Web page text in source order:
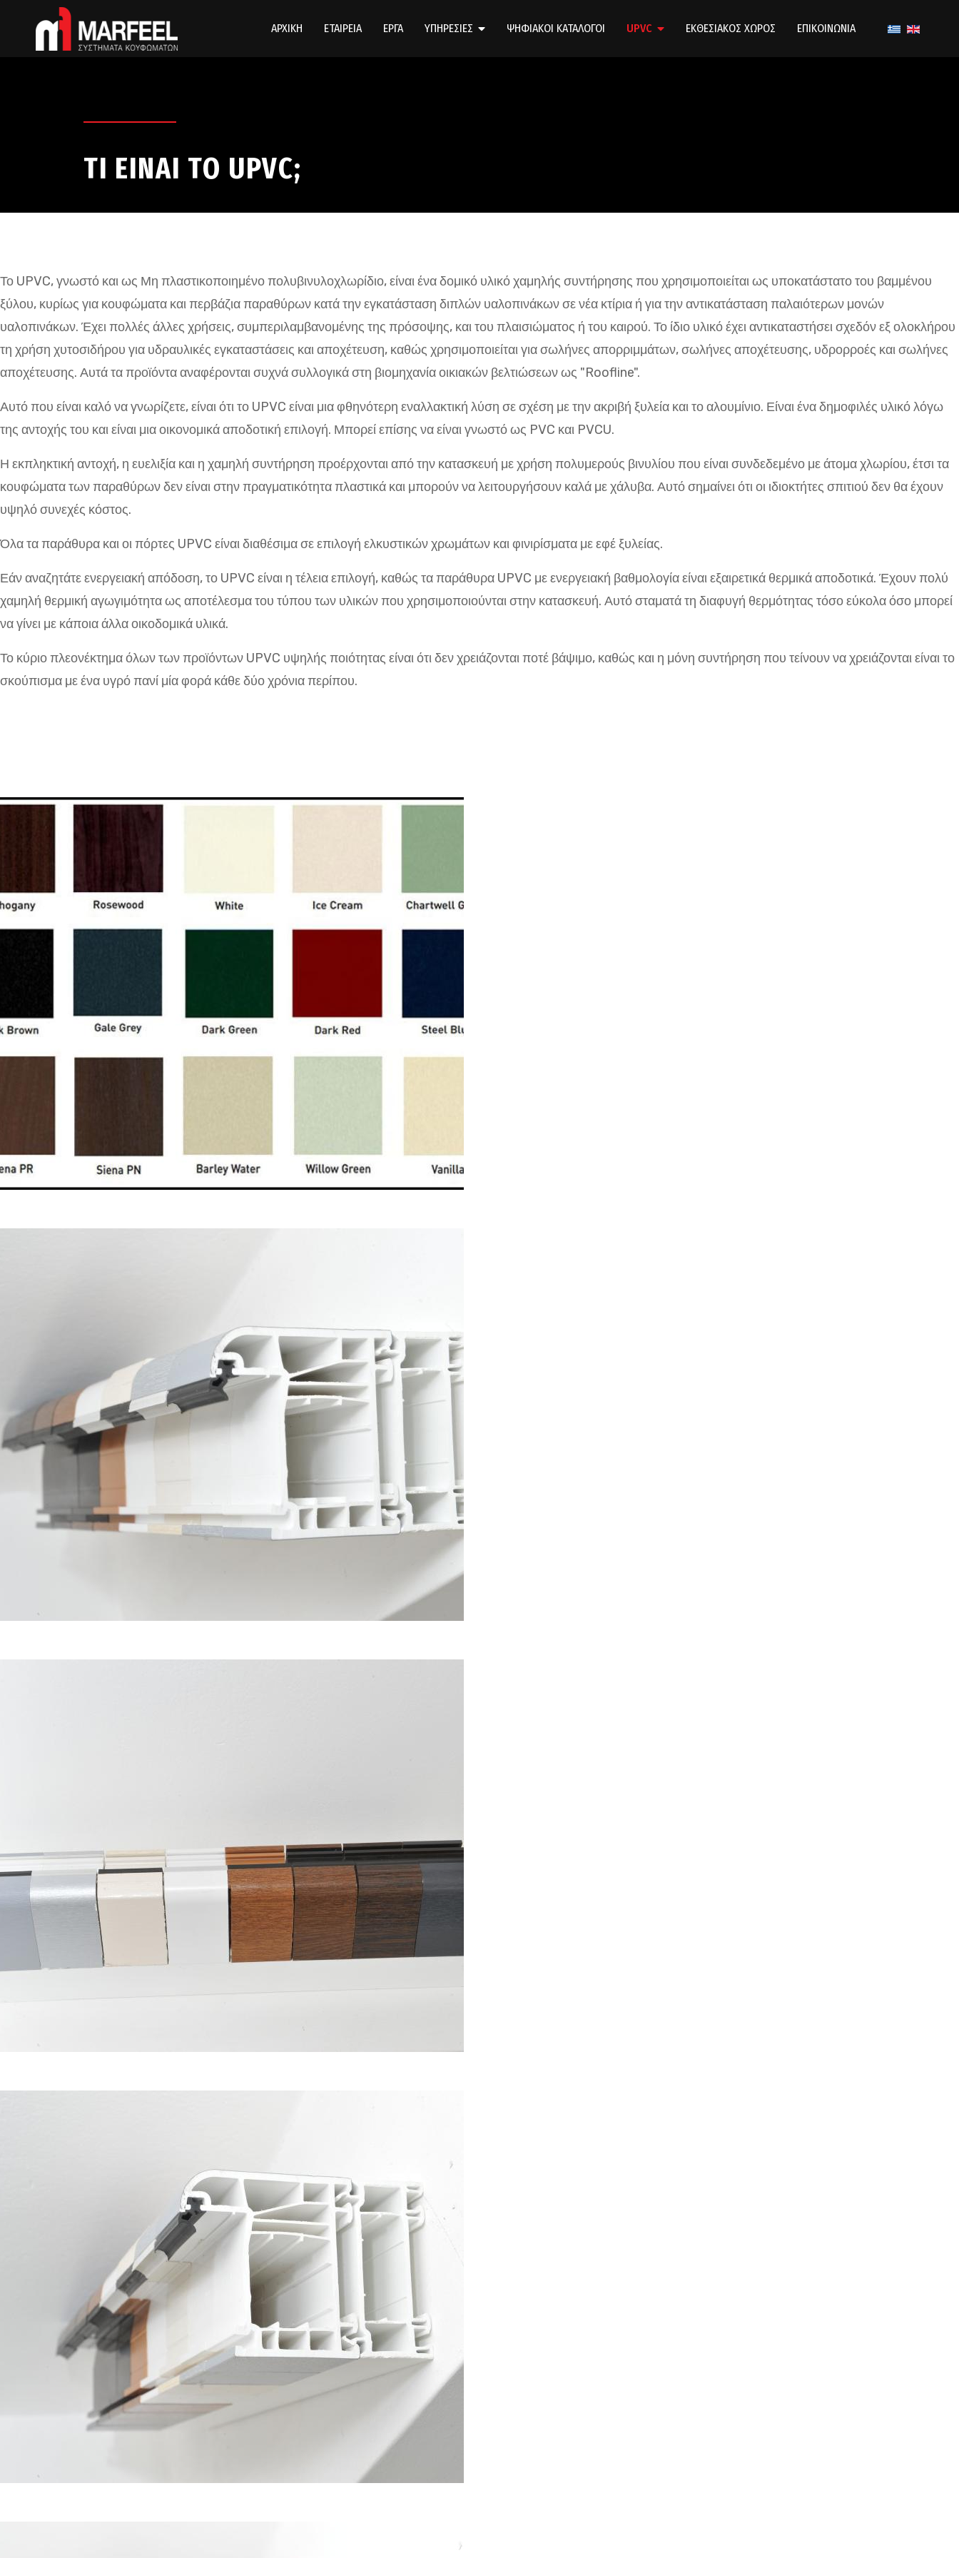
ΑΡΧΙΚΗ ΕΤΑΙΡΕΙΑ ΕΡΓΑ ΥΠΗΡΕΣΙΕΣ ΨΗΦΙΑΚΟΙ ΚΑΤΑΛΟΓΟΙ UPVC ΕΚΘΕΣΙΑΚΟΣ ΧΩΡΟΣ ΕΠΙΚΟΙΝΩΝΙΑ
ΤΙ ΕΙΝΑΙ ΤΟ UPVC;
Το UPVC, γνωστό και ως Μη πλαστικοποιημένο πολυβινυλοχλωρίδιο, είναι ένα δομικό υλικό χαμηλής συντήρησης που χρησιμοποιείται ως υποκατάστατο του βαμμένου
ξύλου, κυρίως για κουφώματα και περβάζια παραθύρων κατά την εγκατάσταση διπλών υαλοπινάκων σε νέα κτίρια ή για την αντικατάσταση παλαιότερων μονών
υαλοπινάκων. Έχει πολλές άλλες χρήσεις, συμπεριλαμβανομένης της πρόσοψης, και του πλαισιώματος ή του καιρού. Το ίδιο υλικό έχει αντικαταστήσει σχεδόν εξ ολοκλήρου
τη χρήση χυτοσιδήρου για υδραυλικές εγκαταστάσεις και αποχέτευση, καθώς χρησιμοποιείται για σωλήνες απορριμμάτων, σωλήνες αποχέτευσης, υδρορροές και σωλήνες
αποχέτευσης. Αυτά τα προϊόντα αναφέρονται συχνά συλλογικά στη βιομηχανία οικιακών βελτιώσεων ως "Roofline".
Αυτό που είναι καλό να γνωρίζετε, είναι ότι το UPVC είναι μια φθηνότερη εναλλακτική λύση σε σχέση με την ακριβή ξυλεία και το αλουμίνιο. Είναι ένα δημοφιλές υλικό λόγω
της αντοχής του και είναι μια οικονομικά αποδοτική επιλογή. Μπορεί επίσης να είναι γνωστό ως PVC και PVCU.
Η εκπληκτική αντοχή, η ευελιξία και η χαμηλή συντήρηση προέρχονται από την κατασκευή με χρήση πολυμερούς βινυλίου που είναι συνδεδεμένο με άτομα χλωρίου, έτσι τα
κουφώματα των παραθύρων δεν είναι στην πραγματικότητα πλαστικά και μπορούν να λειτουργήσουν καλά με χάλυβα. Αυτό σημαίνει ότι οι ιδιοκτήτες σπιτιού δεν θα έχουν
υψηλό συνεχές κόστος.
Όλα τα παράθυρα και οι πόρτες UPVC είναι διαθέσιμα σε επιλογή ελκυστικών χρωμάτων και φινιρίσματα με εφέ ξυλείας.
Εάν αναζητάτε ενεργειακή απόδοση, το UPVC είναι η τέλεια επιλογή, καθώς τα παράθυρα UPVC με ενεργειακή βαθμολογία είναι εξαιρετικά θερμικά αποδοτικά. Έχουν πολύ
χαμηλή θερμική αγωγιμότητα ως αποτέλεσμα του τύπου των υλικών που χρησιμοποιούνται στην κατασκευή. Αυτό σταματά τη διαφυγή θερμότητας τόσο εύκολα όσο μπορεί
να γίνει με κάποια άλλα οικοδομικά υλικά.
Το κύριο πλεονέκτημα όλων των προϊόντων UPVC υψηλής ποιότητας είναι ότι δεν χρειάζονται ποτέ βάψιμο, καθώς και η μόνη συντήρηση που τείνουν να χρειάζονται είναι το
σκούπισμα με ένα υγρό πανί μία φορά κάθε δύο χρόνια περίπου.